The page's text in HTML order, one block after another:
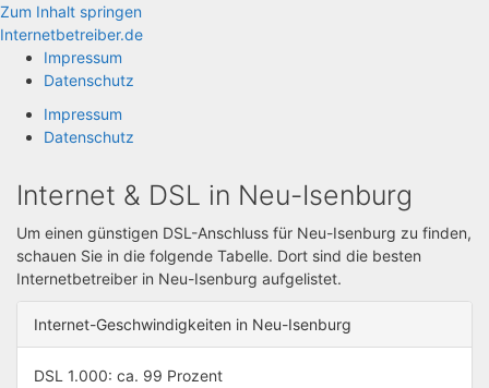
Zum Inhalt springen
Internetbetreiber.de
Impressum
Datenschutz
Impressum
Datenschutz
Internet & DSL in Neu-Isenburg
Um einen günstigen DSL-Anschluss für Neu-Isenburg zu finden,
schauen Sie in die folgende Tabelle. Dort sind die besten
Internetbetreiber in Neu-Isenburg aufgelistet.
Internet-Geschwindigkeiten in Neu-Isenburg
DSL 1.000: ca. 99 Prozent